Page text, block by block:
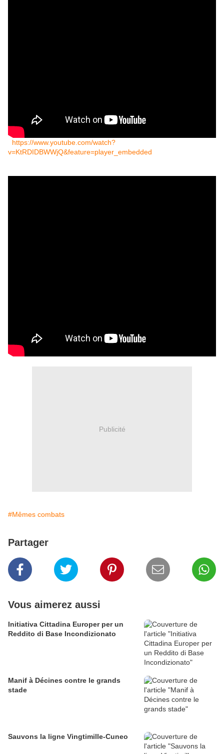
https://www.youtube.com/watch?
v=KtRDIDBWWjQ&feature=player_embedded
Publicité
#Mêmes combats
Partager
Vous aimerez aussi
Initiativa Cittadina Europer per un
Reddito di Base Incondizionato
Manif à Décines contre le grands
stade
Sauvons la ligne Vingtimille-Cuneo